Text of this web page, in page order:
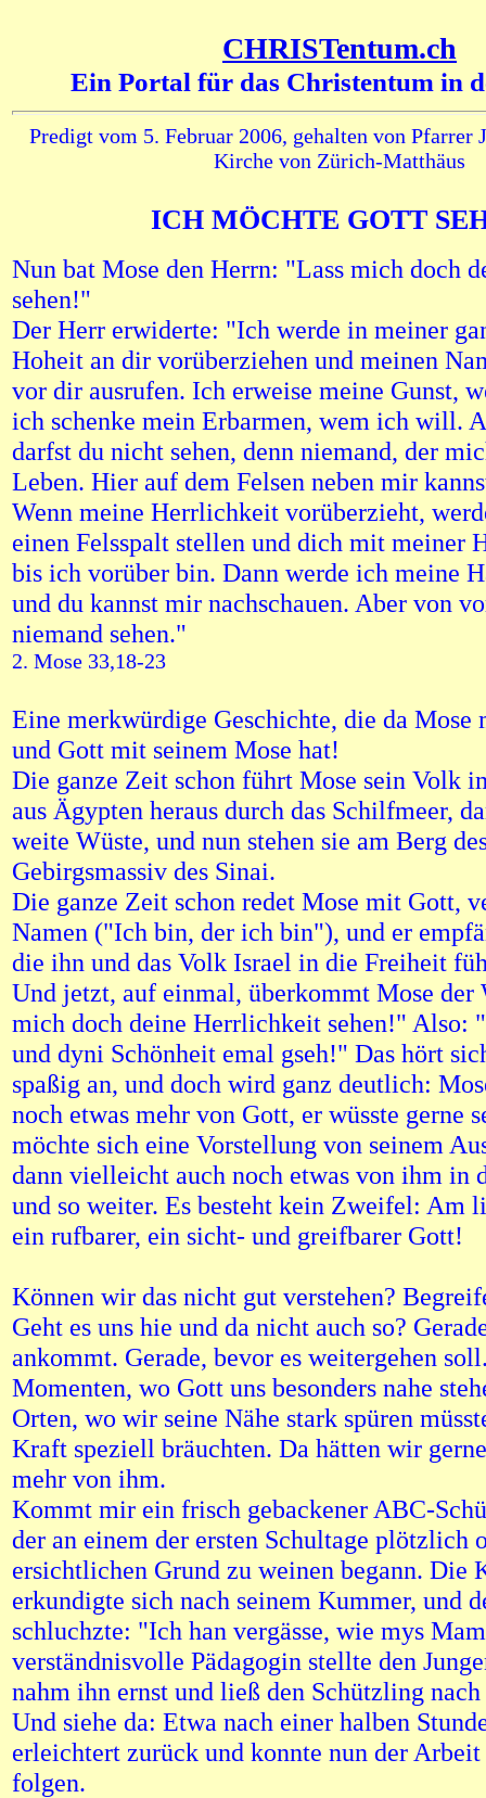
CHRISTentum.ch
Ein Portal für das Christentum in
Predigt vom 5. Februar 2006, gehalten von Pfarrer
Kirche von Zürich-Matthäus
ICH MÖCHTE GOTT
Nun bat Mose den Herrn: "Lass mich doch
sehen!"
Der Herr erwiderte: "Ich werde in meiner
Hoheit an dir vorüberziehen und meinen
vor dir ausrufen. Ich erweise meine Gunst,
ich schenke mein Erbarmen, wem ich will.
darfst du nicht sehen, denn niemand, der
Leben. Hier auf dem Felsen neben mir
Wenn meine Herrlichkeit vorüberzieht,
einen Felsspalt stellen und dich mit meiner
bis ich vorüber bin. Dann werde ich meine
und du kannst mir nachschauen. Aber von
niemand sehen."
2. Mose 33,18-23
Eine merkwürdige Geschichte, die da Mose
und Gott mit seinem Mose hat!
Die ganze Zeit schon führt Mose sein Volk
aus Ägypten heraus durch das Schilfmeer,
weite Wüste, und nun stehen sie am Berg
Gebirgsmassiv des Sinai.
Die ganze Zeit schon redet Mose mit Gott,
Namen ("Ich bin, der ich bin"), und er
die ihn und das Volk Israel in die Freiheit
Und jetzt, auf einmal, überkommt Mose der
mich doch deine Herrlichkeit sehen!" Also:
und dyni Schönheit emal gseh!" Das hört
spaßig an, und doch wird ganz deutlich:
noch etwas mehr von Gott, er wüsste gerne
möchte sich eine Vorstellung von seinem
dann vielleicht auch noch etwas von ihm in
und so weiter. Es besteht kein Zweifel: Am
ein rufbarer, ein sicht- und greifbarer Gott!
Können wir das nicht gut verstehen?
Geht es uns hie und da nicht auch so?
ankommt. Gerade, bevor es weitergehen
Momenten, wo Gott uns besonders nahe
Orten, wo wir seine Nähe stark spüren
Kraft speziell bräuchten. Da hätten wir
mehr von ihm.
Kommt mir ein frisch gebackener ABC-
der an einem der ersten Schultage plötzlich
ersichtlichen Grund zu weinen begann. Die
erkundigte sich nach seinem Kummer, und
schluchzte: "Ich han vergässe, wie mys
verständnisvolle Pädagogin stellte den
nahm ihn ernst und ließ den Schützling nach
Und siehe da: Etwa nach einer halben
erleichtert zurück und konnte nun der
folgen.